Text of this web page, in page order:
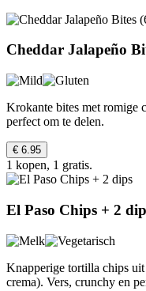
Cheddar Jalapeño
Krokante bites met romige
perfect om te delen.
€ 6.95
1 kopen, 1 gratis.
El Paso Chips + 2
Knapperige tortilla chips
crema). Vers, crunchy en